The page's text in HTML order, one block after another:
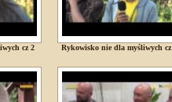
cz 2 Rykowisko nie dla myśliwych